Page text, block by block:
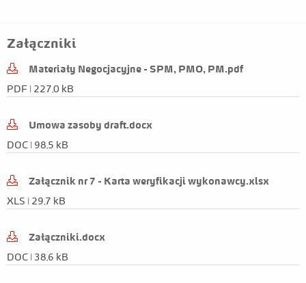
Irczuk
04-28
Katarzyna
Witt
2020-
04-28
Katarzyna
Edycja
02-11
Irczuk
Załączniki
Materiały Negocjacyjne - SPM, PMO, PM.pdf
PDF | 227,0 kB
Umowa zasoby draft.docx
DOC | 98,5 kB
Załącznik nr 7 - Karta weryfikacji wykonawcy.xlsx
XLS | 29,7 kB
Załączniki.docx
DOC | 38,6 kB